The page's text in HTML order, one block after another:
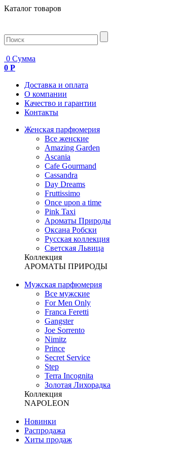
Каталог товаров
0 Сумма
0 Р
Доставка и оплата
О компании
Качество и гарантии
Контакты
Женская парфюмерия
Все женские
Amazing Garden
Ascania
Cafe Gourmand
Cassandra
Day Dreams
Fruttissimo
Once upon a time
Pink Taxi
Ароматы Природы
Оксана Робски
Русская коллекция
Светская Львица
Коллекция
АРОМАТЫ ПРИРОДЫ
Мужская парфюмерия
Все мужские
For Men Only
Franca Feretti
Gangster
Joe Sorrento
Nimitz
Prince
Secret Service
Step
Terra Incognita
Золотая Лихорадка
Коллекция
NAPOLEON
Новинки
Распродажа
Хиты продаж